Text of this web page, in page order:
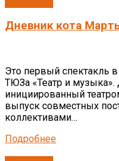
Дневник кота
Это первый спектакль
ТЮЗа «Театр и
инициированный
выпуск совместных
коллективами…
Подробнее